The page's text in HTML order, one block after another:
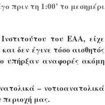
πριν τη 1:00’ το μεσημέρι
του ΕΑΑ, είχε
δεν έγινε τόσο αισθητός
υπήρξαν αναφορές ακόμη
– νοτιοανατολικά
περιοχή μας.